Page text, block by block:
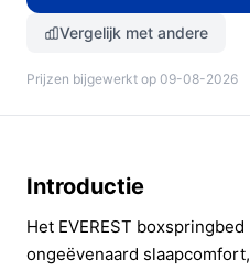
Vergelijk met andere
Prijzen bijgewerkt op 09-08-2026
Introductie
Het EVEREST
ongeëvenaard